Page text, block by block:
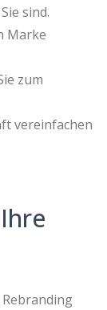
sind.
Marke
zum
vereinfachen